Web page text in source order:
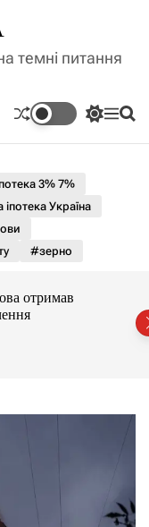
темні питання
П
м
к
к
ь
М П
3% 7%
іпотека Україна
#зерно
отримав